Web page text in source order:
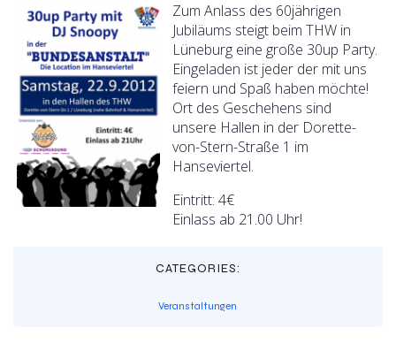
Zum Anlass des 60jährigen
Jubiläums steigt beim THW in
Lüneburg eine große 30up Party.
Eingeladen ist jeder der mit uns
feiern und Spaß haben möchte!
Ort des Geschehens sind
unsere Hallen in der Dorette-
von-Stern-Straße 1 im
Hanseviertel.
Eintritt: 4€
Einlass ab 21.00 Uhr!
CATEGORIES:
Veranstaltungen